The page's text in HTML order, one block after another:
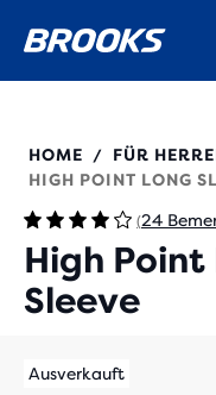
Kostenloser
Der brandneue Ghost
Wir präsentieren die
211474
HOME / FÜR
HIGH POINT LONG
(24
High Point
Sleeve
Ausverkauft